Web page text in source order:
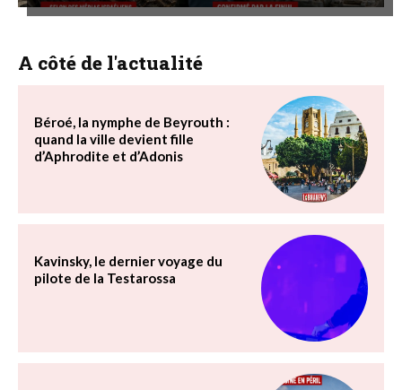
A côté de l'actualité
Béroé, la nymphe de Beyrouth :
quand la ville devient fille
d’Aphrodite et d’Adonis
Kavinsky, le dernier voyage du
pilote de la Testarossa